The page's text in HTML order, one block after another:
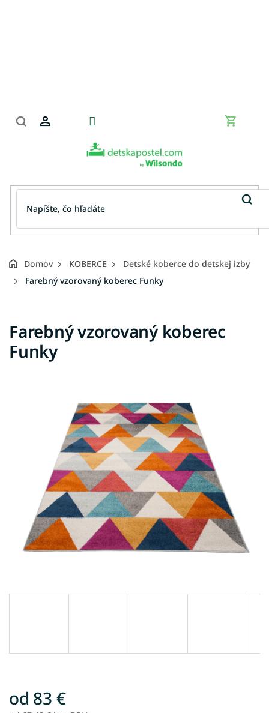
Domov KOBERCE
Detské koberce do detskej izby
Farebný vzorovaný koberec Funky
Farebný vzorovaný koberec
Funky
od 83 €